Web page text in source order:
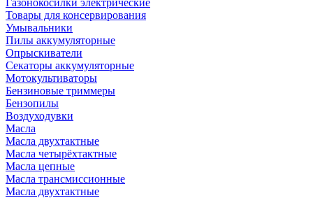
Газонокосилки электрические
Товары для консервирования
Умывальники
Пилы аккумуляторные
Опрыскиватели
Секаторы аккумуляторные
Мотокультиваторы
Бензиновые триммеры
Бензопилы
Воздуходувки
Масла
Масла двухтактные
Масла четырёхтактные
Масла цепные
Масла трансмиссионные
Масла двухтактные